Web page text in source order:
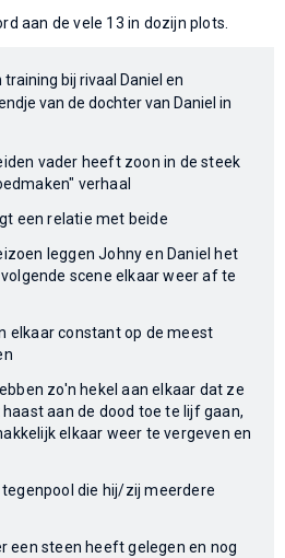
aan de vele 13 in dozijn plots.
bij rivaal Daniel en
van de dochter van Daniel in
vader heeft zoon in de steek
verhaal
een relatie met beide
leggen Johny en Daniel het
scene elkaar weer af te
elkaar constant op de meest
zo'n hekel aan elkaar dat ze
aan de dood toe te lijf gaan,
elkaar weer te vergeven en
die hij/zij meerdere
een steen heeft gelegen en nog